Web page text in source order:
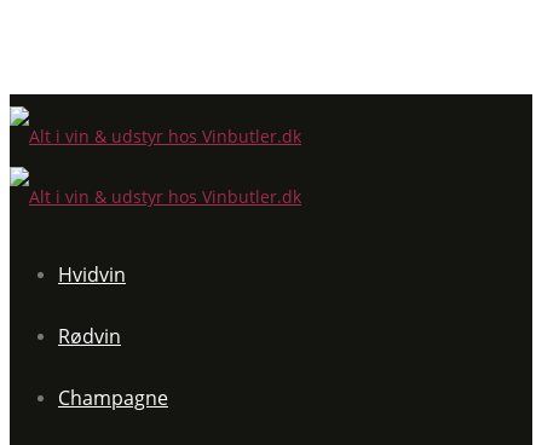
Hvidvin
Rødvin
Champagne